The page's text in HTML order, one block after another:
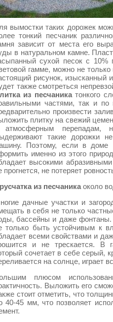
вымостки таких дорожек
тонкий песчаник
зависит от места его
в натуральном камне.
сухой песок с 10%
гамме, можно не
рисунок, изысканный
также смотреться
из песчаникатонкого
частями, так и
произвести
плитку на свежий
атмосферным перепадам,
такие дорожки
Поэтому, если в
именно из этого
высокими
прогнется, не потеряет
из песчаника около
дачные участки и
в себя не только
бассейны и даже
только быть устойчивым к
всеми свойствами и
и не трескается. В
сочетает в себе серый,
на солнце, играет
плюсом
Выложить его
стоит отметить, что
40-45 мм, что позволяет